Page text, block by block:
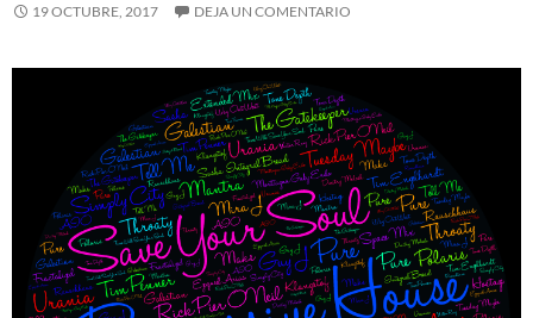
19 OCTUBRE, 2017 DEJA UN COMENTARIO